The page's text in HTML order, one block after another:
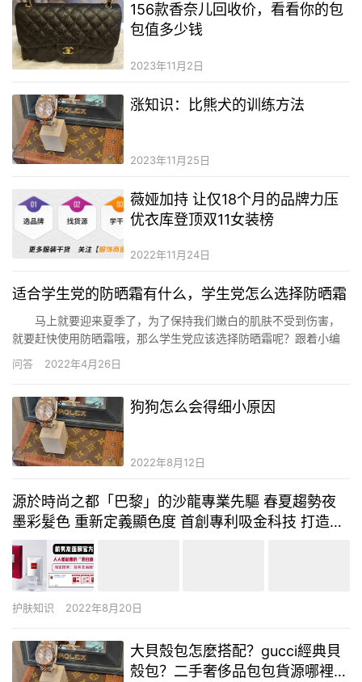
156款香奈儿回收价，看看你的包
包值多少钱
2023年11月2日
涨知识：比熊犬的训练方法
2023年11月25日
薇娅加持 让仅18个月的品牌力压
优衣库登顶双11女装榜
2022年11月24日
适合学生党的防晒霜有什么，学生党怎么选择防晒霜
马上就要迎来夏季了，为了保持我们嫩白的肌肤不受到伤害，
就要赶快使用防晒霜哦，那么学生党应该选择防晒霜呢？跟着小编
我们一起来了解一下适合学生党的防晒霜有什么吧。 适合学生
党的防晒霜有什么 1、悦诗风吟适用于任何肤质，它的成分是比
晒…
问答 2022年4月26日
狗狗怎么会得细小原因
2022年8月12日
源於時尚之都「巴黎」的沙龍專業先驅 春夏趨勢夜
墨彩髮色 重新定義顯色度 首創專利吸金科技 打造零
失誤髮色 【夜墨彩髮色X萊雅吸金護】 持久喚彩更持
色 / L’OREAL PROFESSIONNEL 萊雅專業沙龍美髮
护肤知识 2022年8月20日
大貝殼包怎麼搭配？gucci經典貝
殼包？二手奢侈品包包貨源哪裡做